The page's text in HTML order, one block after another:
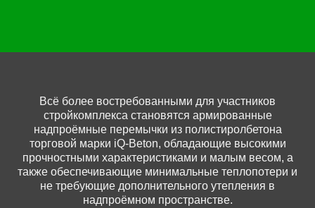
Всё более востребованными для участников
стройкомплекса становятся армированные
надпроёмные перемычки из полистиролбетона
торговой марки iQ-Beton, обладающие высокими
прочностными характеристиками и малым весом, а
также обеспечивающие минимальные теплопотери и
не требующие дополнительного утепления в
надпроёмном пространстве.